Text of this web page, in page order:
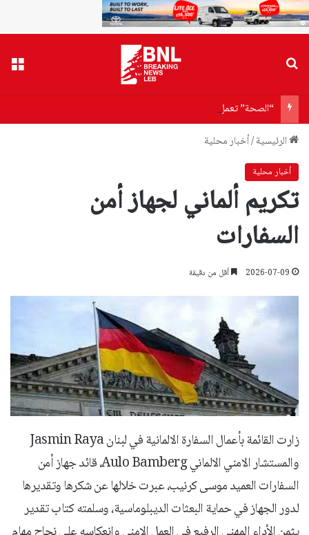
“الصحة” تعمل على آلية جديدة لعلاج جرحى 4 آب
الرئيسية/أخبار محلية
أخبار محلية
تكريم ألماني لجهاز أمن
السفارات
2026-07-09 أقل من دقيقة
زارت القائمة بأعمال السفارة الالمانية في لبنان Jasmin Raya
والمستشار الامني الالماني Aulo Bamberg، قائد جهاز أمن
السفارات العميد موسى كرنيب، عبرت خلالها عن شكرها وتقديرها
لدور الجهاز في حماية البعثات الديبلوماسية، وسلمته كتاب تقدير